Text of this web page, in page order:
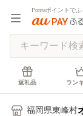
Pontaポイントで
返礼品 ラン
福岡県東峰村